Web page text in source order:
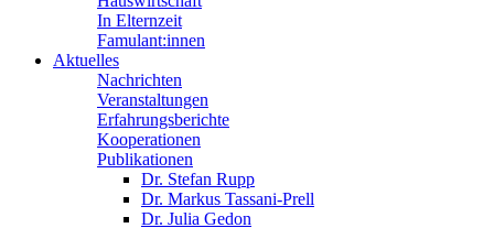
In Elternzeit
Famulant:innen
Aktuelles
Nachrichten
Veranstaltungen
Erfahrungsberichte
Kooperationen
Publikationen
Dr. Stefan Rupp
Dr. Markus Tassani-Prell
Dr. Julia Gedon